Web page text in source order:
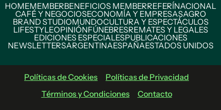
HOMEMEMBERBENEFICIOS MEMBERREFERÍNACIONAL
CAFÉ Y NEGOCIOSECONOMÍA Y EMPRESASAGRO
BRAND STUDIOMUNDOCULTURA Y ESPECTÁCULOS
LIFESTYLEOPINIÓNFÚNEBRESREMATES Y LEGALES
EDICIONES ESPECIALESPUBLICACIONES
NEWSLETTERSARGENTINAESPAÑAESTADOS UNIDOS
Políticas de Cookies
Políticas de Privacidad
Términos y Condiciones
Contacto